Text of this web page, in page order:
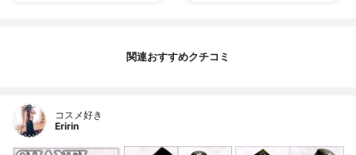
関連おすすめクチコミ
コスメ好き
Eririn